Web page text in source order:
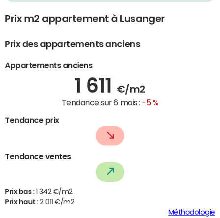
Prix m2 appartement à Lusanger
Prix des appartements anciens
Appartements anciens
1 611 €/m2
Tendance sur 6 mois : -5 %
Tendance prix
Tendance ventes
Prix bas : 1 342 €/m2
Prix haut :2 011 €/m2
Méthodologie